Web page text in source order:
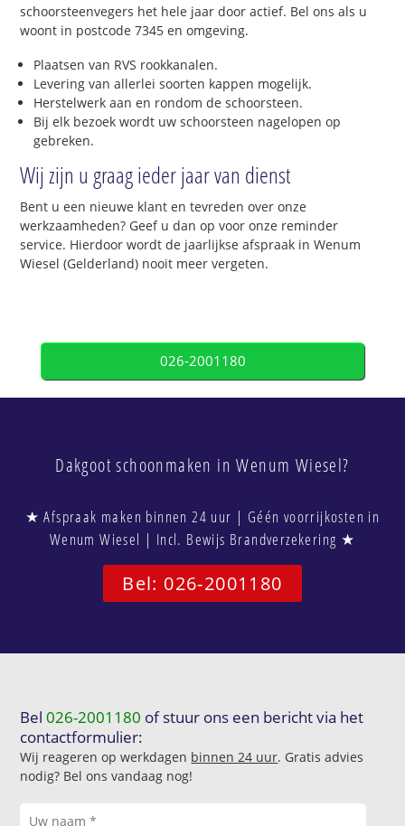
schoorsteenvegers het hele jaar door actief. Bel ons als u
woont in postcode 7345 en omgeving.
Plaatsen van RVS rookkanalen.
Levering van allerlei soorten kappen mogelijk.
Herstelwerk aan en rondom de schoorsteen.
Bij elk bezoek wordt uw schoorsteen nagelopen op
gebreken.
Wij zijn u graag ieder jaar van dienst
Bent u een nieuwe klant en tevreden over onze
werkzaamheden? Geef u dan op voor onze reminder
service. Hierdoor wordt de jaarlijkse afspraak in Wenum
Wiesel (Gelderland) nooit meer vergeten.
026-2001180
Dakgoot schoonmaken in Wenum Wiesel?
★ Afspraak maken binnen 24 uur | Géén voorrijkosten in
Wenum Wiesel | Incl. Bewijs Brandverzekering ★
Bel: 026-2001180
Bel026-2001180 of stuur ons een bericht via het
contactformulier:
Wij reageren op werkdagen binnen 24 uur. Gratis advies
nodig? Bel ons vandaag nog!